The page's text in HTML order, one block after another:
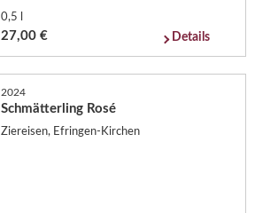
0,5 l
27,00 € Details
2024
Schmätterling Rosé
Ziereisen, Efringen-Kirchen